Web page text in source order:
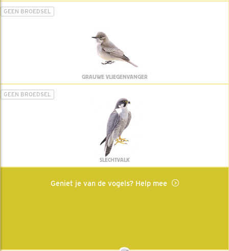
GEEN BROEDSEL
GRAUWE VLIEGENVANGER
GEEN BROEDSEL
SLECHTVALK
Geniet je van de vogels? Help mee